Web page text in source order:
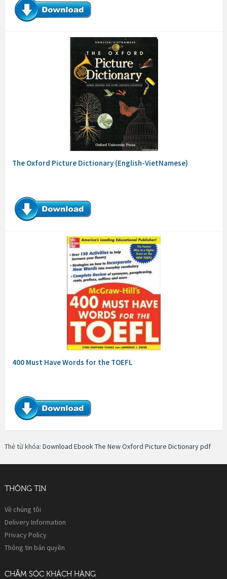
The Oxford Picture Dictionary (English-VietNamese)
400 Must Have Words for the TOEFL
Thẻ từ khóa: Download Ebook The New Oxford Picture Dictionary pdf
THÔNG TIN
Về chúng tôi
Delivery Information
Privacy Policy
Thông tin bản quyền
CHĂM SÓC KHÁCH HÀNG